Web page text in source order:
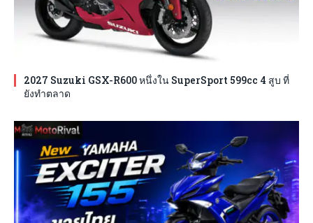
2027 Suzuki GSX-R600 หนึ่งใน SuperSport 599cc 4 สูบ ที่
ยังทำตลาด